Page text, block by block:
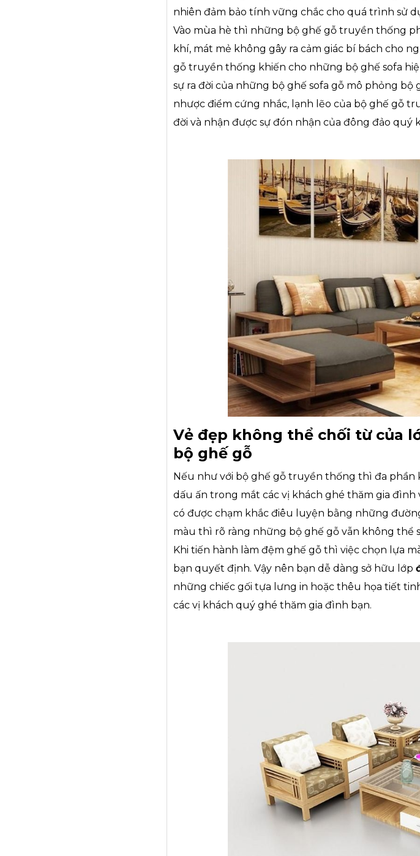
nhiên đảm bảo tính vững chắc cho quá trình sử
Vào mùa hè thì những bộ ghế gỗ truyền thống
khí, mát mẻ không gây ra cảm giác bí bách cho
gỗ truyền thống khiến cho những bộ ghế sofa
sự ra đời của những bộ ghế sofa gỗ mô phỏng
nhược điểm cứng nhắc, lạnh lẽo của bộ ghế gỗ
đời và nhận được sự đón nhận của đông đảo quý
Vẻ đẹp không thể chối từ của
bộ ghế gỗ
Nếu như với bộ ghế gỗ truyền thống thì đa
dấu ấn trong mắt các vị khách ghé thăm gia
có được chạm khắc điêu luyện bằng những
màu thì rõ ràng những bộ ghế gỗ vẫn không thể
Khi tiến hành làm đệm ghế gỗ thì việc chọn lựa
bạn quyết định. Vậy nên bạn dễ dàng sở hữu lớp
những chiếc gối tựa lưng in hoặc thêu họa tiết
các vị khách quý ghé thăm gia đình bạn.